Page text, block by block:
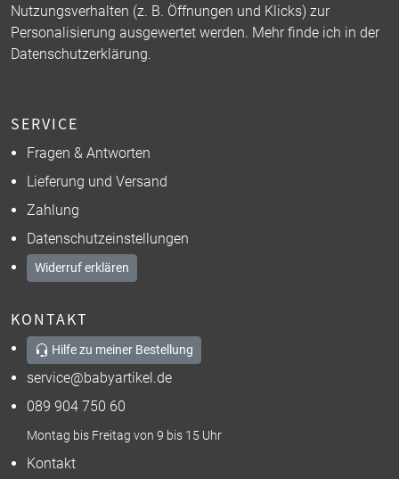
Nutzungsverhalten (z. B. Öffnungen und Klicks) zur
Personalisierung ausgewertet werden. Mehr finde ich in der
Datenschutzerklärung.
SERVICE
Fragen & Antworten
Lieferung und Versand
Zahlung
Datenschutzeinstellungen
Widerruf erklären
KONTAKT
Hilfe zu meiner Bestellung
service@babyartikel.de
089 904 750 60
Montag bis Freitag von 9 bis 15 Uhr
Kontakt